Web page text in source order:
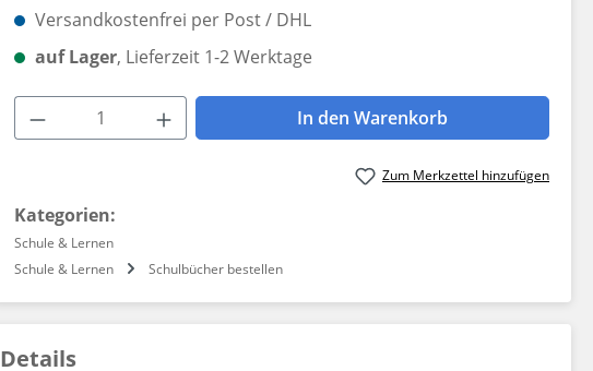
Versandkostenfrei per Post / DHL
auf Lager, Lieferzeit 1-2 Werktage
Produkt Anzahl: Gib den gewünschten Wert
In den Warenkorb
Zum Merkzettel hinzufügen
Kategorien:
Schule & Lernen
Schule & Lernen
Schulbücher bestellen
Details